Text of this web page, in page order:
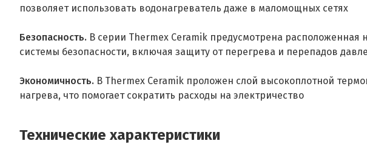
позволяет использовать водонагреватель даже в маломощных сетях
Безопасность. В серии Thermex Ceramik предусмотрена
системы безопасности, включая защиту от перегрева и перепадов
Экономичность. В Thermex Ceramik проложен слой высокоплотной
нагрева, что помогает сократить расходы на электричество
Технические характеристики